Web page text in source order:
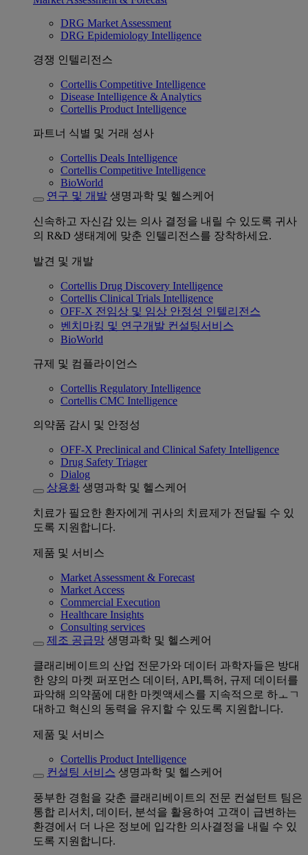
DRG Market Assessment
DRG Epidemiology Intelligence
경쟁 인텔리전스
Cortellis Competitive Intelligence
Disease Intelligence & Analytics
Cortellis Product Intelligence
파트너 식별 및 거래 성사
Cortellis Deals Intelligence
Cortellis Competitive Intelligence
BioWorld
연구 및 개발 생명과학 및 헬스케어
신속하고 자신감 있는 의사 결정을 내릴 수 있도록 귀사
의 R&D 생태계에 맞춘 인텔리전스를 장착하세요.
발견 및 개발
Cortellis Drug Discovery Intelligence
Cortellis Clinical Trials Intelligence
OFF-X 전임상 및 임상 안정성 인텔리전스
벤치마킹 및 연구개발 컨설팅서비스
BioWorld
규제 및 컴플라이언스
Cortellis Regulatory Intelligence
Cortellis CMC Intelligence
의약품 감시 및 안정성
OFF-X Preclinical and Clinical Safety Intelligence
Drug Safety Triager
Dialog
상용화 생명과학 및 헬스케어
치료가 필요한 환자에게 귀사의 치료제가 전달될 수 있
도록 지원합니다.
제품 및 서비스
Market Assessment & Forecast
Market Access
Commercial Execution
Healthcare Insights
Consulting services
제조 공급망 생명과학 및 헬스케어
클래리베이트의 산업 전문가와 데이터 과학자들은 방대
한 양의 마켓 퍼포먼스 데이터, API,특허, 규제 데이터를
파악해 의약품에 대한 마켓액세스를 지속적으로 하ㅗㄱ
대하고 혁신의 동력을 유지할 수 있도록 지원합니다.
제품 및 서비스
Cortellis Product Intelligence
컨설팅 서비스 생명과학 및 헬스케어
풍부한 경험을 갖춘 클래리베이트의 전문 컨설턴트 팀은
통합 리서치, 데이터, 분석을 활용하여 고객이 급변하는
환경에서 더 나은 정보에 입각한 의사결정을 내릴 수 있
도록 지원합니다.